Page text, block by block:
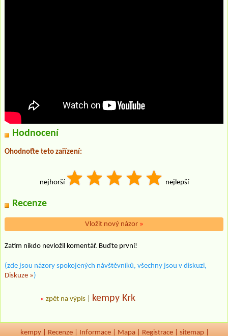
Hodnocení
Ohodnoťte teto zařízení:
nejhorší nejlepší
Recenze
Vložit nový názor »
Zatím nikdo nevložil komentář. Buďte první!
(zde jsou názory spokojených návštěvníků, všechny jsou v diskuzi,
Diskuze »)
« zpět na výpis kempy Krk
kempy Recenze Informace Mapa Registrace sitemap